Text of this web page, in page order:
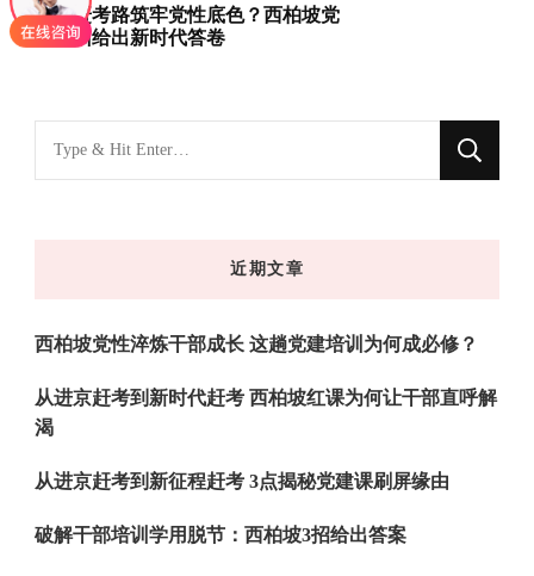
重走赶考路筑牢党性底色？西柏坡党
建培训给出新时代答卷
找
什
近期文章
西柏坡党性淬炼干部成长 这趟党建培训为何成必修？
从进京赶考到新时代赶考 西柏坡红课为何让干部直呼解
渴
从进京赶考到新征程赶考 3点揭秘党建课刷屏缘由
破解干部培训学用脱节：西柏坡3招给出答案